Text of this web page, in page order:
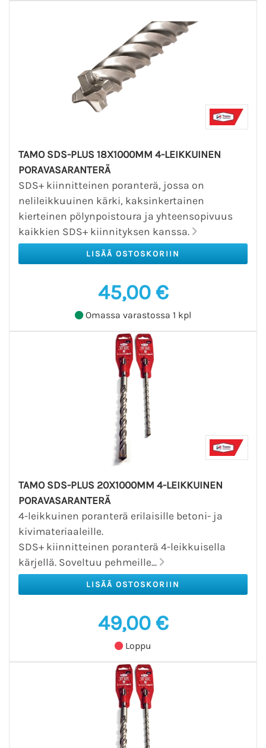
TAMO SDS-PLUS 18X1000MM 4-LEIKKUINEN
PORAVASARANTERÄ
SDS+ kiinnitteinen poranterä, jossa on
nelileikkuuinen kärki, kaksinkertainen
kierteinen pölynpoistoura ja yhteensopivuus
kaikkien SDS+ kiinnityksen kanssa.
45,00 €
Omassa varastossa 1 kpl
TAMO SDS-PLUS 20X1000MM 4-LEIKKUINEN
PORAVASARANTERÄ
4-leikkuinen poranterä erilaisille betoni- ja
kivimateriaaleille.
SDS+ kiinnitteinen poranterä 4-leikkuisella
kärjellä. Soveltuu pehmeille...
49,00 €
Loppu